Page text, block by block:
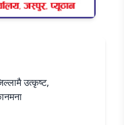
उत्कृष्ट,